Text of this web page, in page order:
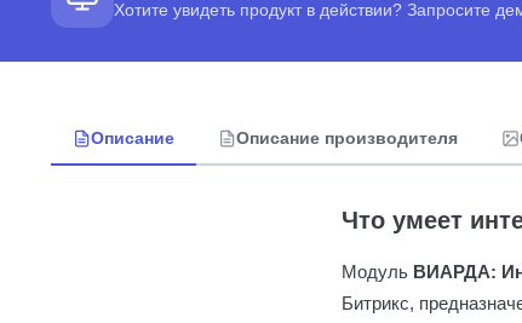
Хотите увидеть продукт в действии? Запросите
Описание Описание производителя
Что умеет
Модуль ВИАРДА:
Битрикс,